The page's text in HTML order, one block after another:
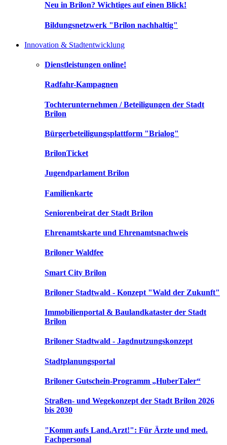
Neu in Brilon? Wichtiges auf einen Blick!
Bildungsnetzwerk "Brilon nachhaltig"
Innovation & Stadtentwicklung
Dienstleistungen online!
Radfahr-Kampagnen
Tochterunternehmen / Beteiligungen der Stadt
Brilon
Bürgerbeteiligungsplattform "Brialog"
BrilonTicket
Jugendparlament Brilon
Familienkarte
Seniorenbeirat der Stadt Brilon
Ehrenamtskarte und Ehrenamtsnachweis
Briloner Waldfee
Smart City Brilon
Briloner Stadtwald - Konzept "Wald der Zukunft"
Immobilienportal & Baulandkataster der Stadt
Brilon
Briloner Stadtwald - Jagdnutzungskonzept
Stadtplanungsportal
Briloner Gutschein-Programm „HuberTaler“
Straßen- und Wegekonzept der Stadt Brilon 2026
bis 2030
"Komm aufs Land.Arzt!": Für Ärzte und med.
Fachpersonal